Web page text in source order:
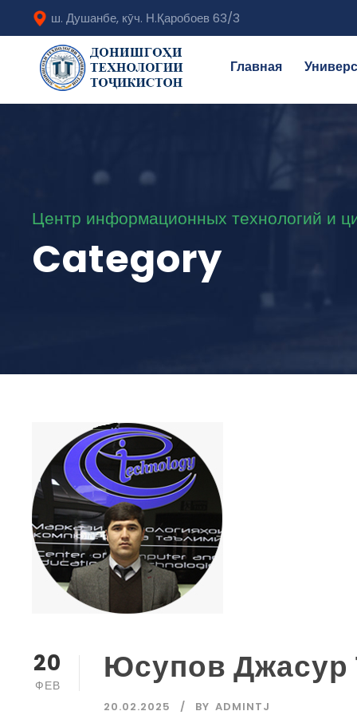
ш. Душанбе, кӯч. Н.Қаробоев 63/3
Главная
Центр информационных технологий и
Category
20
ФЕВ Юсупов Джасур
20.02.2025 BY ADMINTJ